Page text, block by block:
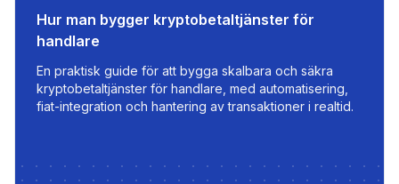
Hur man bygger kryptobetaltjänster för
handlare
En praktisk guide för att bygga skalbara och säkra
kryptobetaltjänster för handlare, med automatisering,
fiat-integration och hantering av transaktioner i realtid.